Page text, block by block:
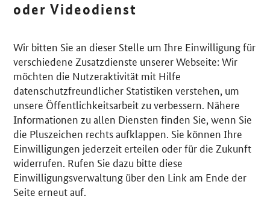
oder Videodienst
Wir bitten Sie an dieser Stelle um Ihre Einwilligung für
verschiedene Zusatzdienste unserer Webseite: Wir
möchten die Nutzeraktivität mit Hilfe
datenschutzfreundlicher Statistiken verstehen, um
unsere Öffentlichkeitsarbeit zu verbessern. Nähere
Informationen zu allen Diensten finden Sie, wenn Sie
die Pluszeichen rechts aufklappen. Sie können Ihre
Einwilligungen jederzeit erteilen oder für die Zukunft
widerrufen. Rufen Sie dazu bitte diese
Einwilligungsverwaltung über den Link am Ende der
Seite erneut auf.